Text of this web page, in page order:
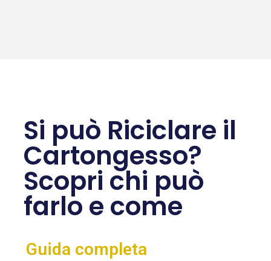
Si può Riciclare il
Cartongesso?
Scopri chi può
farlo e come
Guida completa